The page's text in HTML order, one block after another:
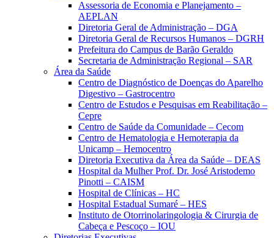
Assessoria de Economia e Planejamento –
AEPLAN
Diretoria Geral de Administração – DGA
Diretoria Geral de Recursos Humanos – DGRH
Prefeitura do Campus de Barão Geraldo
Secretaria de Administração Regional – SAR
Área da Saúde
Centro de Diagnóstico de Doenças do Aparelho
Digestivo – Gastrocentro
Centro de Estudos e Pesquisas em Reabilitação –
Cepre
Centro de Saúde da Comunidade – Cecom
Centro de Hematologia e Hemoterapia da
Unicamp – Hemocentro
Diretoria Executiva da Área da Saúde – DEAS
Hospital da Mulher Prof. Dr. José Aristodemo
Pinotti – CAISM
Hospital de Clínicas – HC
Hospital Estadual Sumaré – HES
Instituto de Otorrinolaringologia & Cirurgia de
Cabeça e Pescoço – IOU